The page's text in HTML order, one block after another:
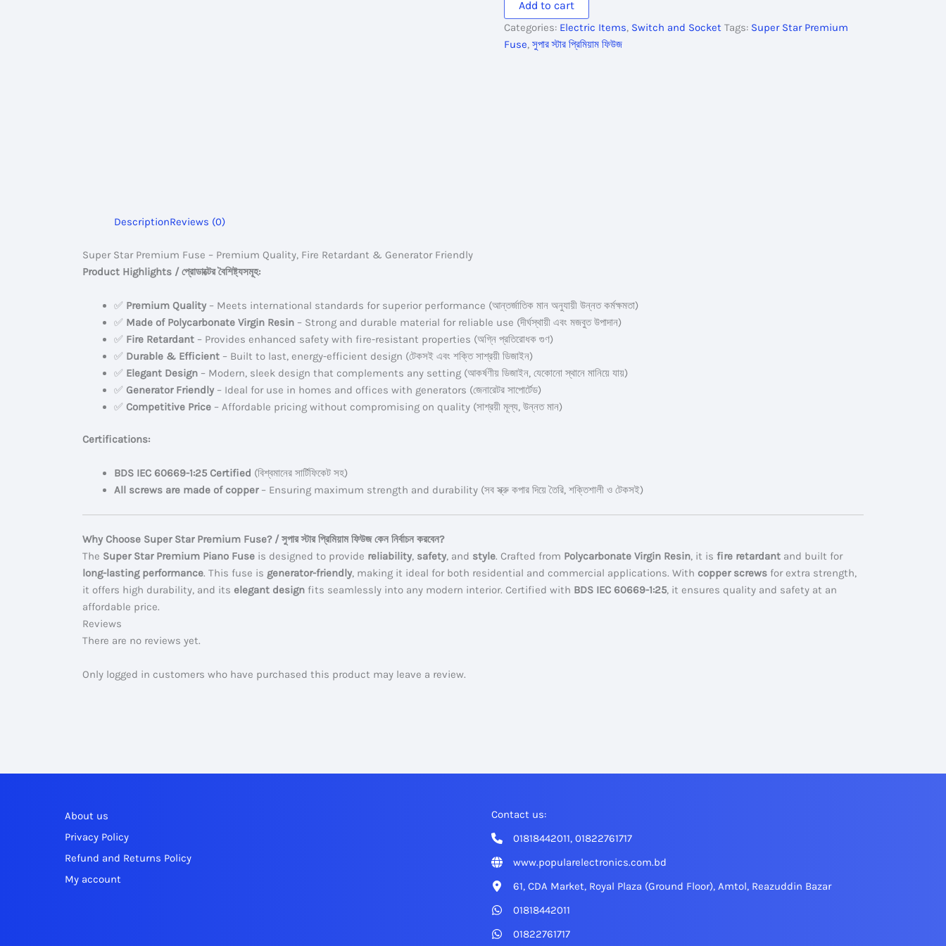
Fuse
quantity
Add to cart
Categories: Electric Items, Switch and Socket Tags: Super Star Premium
Fuse,সুপার স্টার প্রিমিয়াম ফিউজ
DescriptionReviews (0)
Super Star Premium Fuse – Premium Quality, Fire Retardant & Generator Friendly
Product Highlights / প্রোডাক্টের বৈশিষ্ট্যসমূহ:
✅ Premium Quality– Meets international standards for superior performance (আন্তর্জাতিক মান অনুযায়ী উন্নত কর্মক্ষমতা)
✅ Made of Polycarbonate Virgin Resin – Strong and durable material for reliable use (দীর্ঘস্থায়ী এবং মজবুত উপাদান)
✅ Fire Retardant – Provides enhanced safety with fire-resistant properties (অগ্নি প্রতিরোধক গুণ)
✅ Durable & Efficient – Built to last, energy-efficient design (টেকসই এবং শক্তি সাশ্রয়ী ডিজাইন)
✅ Elegant Design – Modern, sleek design that complements any setting (আকর্ষণীয় ডিজাইন, যেকোনো স্থানে মানিয়ে যায়)
✅ Generator Friendly– Ideal for use in homes and offices with generators (জেনারেটর সাপোর্টেড)
✅ Competitive Price – Affordable pricing without compromising on quality (সাশ্রয়ী মূল্য, উন্নত মান)
Certifications:
BDS IEC 60669-1:25 Certified (বিশ্বমানের সার্টিফিকেট সহ)
All screws are made of copper– Ensuring maximum strength and durability (সব স্ক্রু কপার দিয়ে তৈরি, শক্তিশালী ও টেকসই)
Why Choose Super Star Premium Fuse? / সুপার স্টার প্রিমিয়াম ফিউজ কেন নির্বাচন করবেন?
The Super Star Premium Piano Fuse is designed to provide reliability, safety, and style. Crafted from Polycarbonate Virgin Resin, it is fire retardant and built for
long-lasting performance. This fuse is generator-friendly, making it ideal for both residential and commercial applications. With copper screws for extra strength,
it offers high durability, and its elegant design fits seamlessly into any modern interior. Certified with BDS IEC 60669-1:25, it ensures quality and safety at an
affordable price.
Reviews
There are no reviews yet.
Only logged in customers who have purchased this product may leave a review.
About us
Privacy Policy
Refund and Returns Policy
My account
Contact us:
01818442011, 01822761717
www.popularelectronics.com.bd
61, CDA Market, Royal Plaza (Ground Floor), Amtol, Reazuddin Bazar
01818442011
01822761717